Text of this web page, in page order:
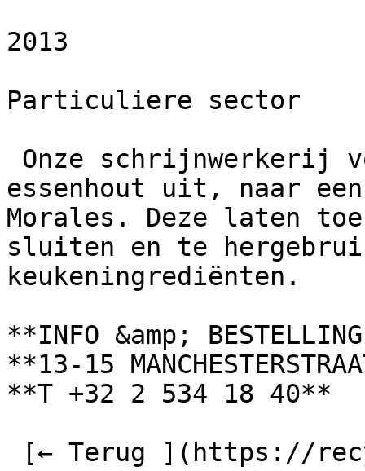
2013
Particuliere sector
essenhout uit, naar
Morales. Deze laten
sluiten en te
keukeningrediënten.
**INFO &amp;
**13-15
**T +32 2 534 18 40**